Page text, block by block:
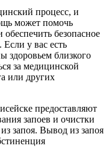
процесс, и
может помочь
безопасное
Если у вас есть
здоровьем близкого
за медицинской
или других
предоставляют
запоев и очистки
запоя. Вывод из запоя